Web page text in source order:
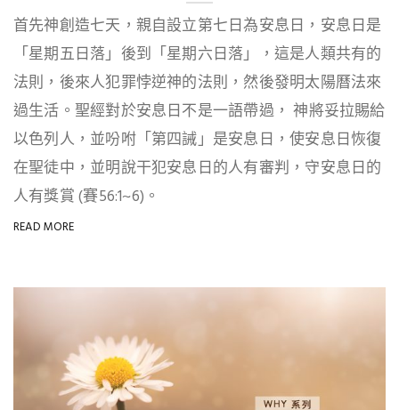
首先神創造七天，親自設立第七日為安息日，安息日是
「星期五日落」後到「星期六日落」，這是人類共有的
法則，後來人犯罪悖逆神的法則，然後發明太陽曆法來
過生活。聖經對於安息日不是一語帶過， 神將妥拉賜給
以色列人，並吩咐「第四誡」是安息日，使安息日恢復
在聖徒中，並明說干犯安息日的人有審判，守安息日的
人有獎賞 (賽56:1~6)。
READ MORE